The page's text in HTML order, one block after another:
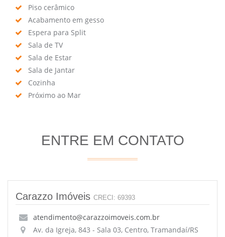
Piso cerâmico
Acabamento em gesso
Espera para Split
Sala de TV
Sala de Estar
Sala de Jantar
Cozinha
Próximo ao Mar
ENTRE EM CONTATO
Carazzo Imóveis CRECI: 69393
atendimento@carazzoimoveis.com.br
Av. da Igreja, 843 - Sala 03, Centro, Tramandaí/RS